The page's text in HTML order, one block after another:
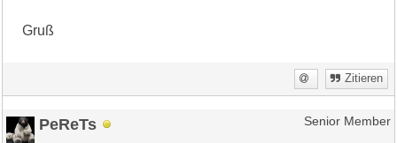
Gruß
Zitieren
PeReTs Senior Member